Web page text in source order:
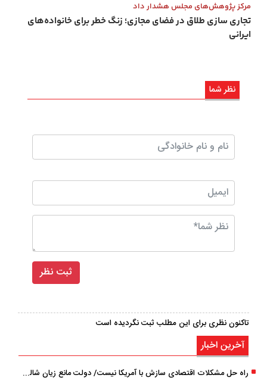
مرکز پژوهش‌های مجلس هشدار داد
تجاری ‌سازی طلاق در فضای مجازی؛ زنگ خطر برای خانواده‌های
ایرانی
نظر شما
تاکنون نظری برای این مطلب ثبت نگردیده است
آخرین اخبار
راه حل مشکلات اقتصادی سازش با آمریکا نیست/ دولت مانع زیان شالیکاران شود